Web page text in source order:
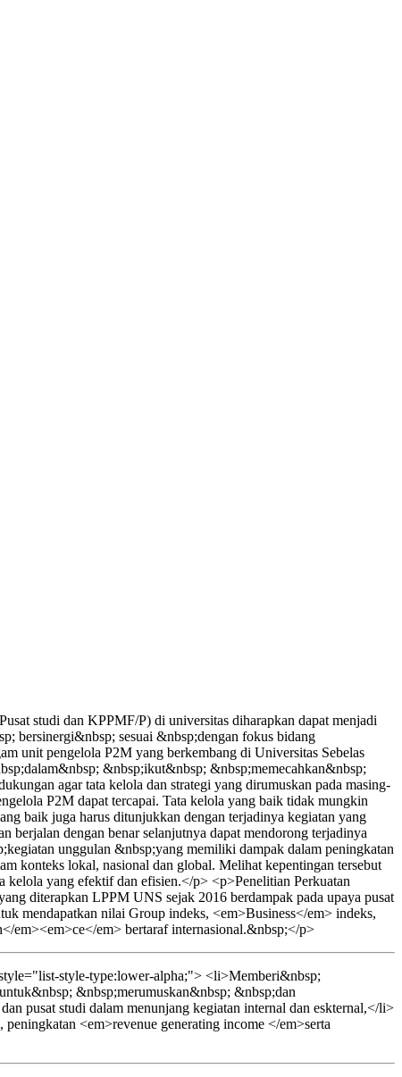
studi dan KPPMF/P) di universitas diharapkan dapat menjadi
bersinergi&nbsp; sesuai &nbsp;dengan fokus bidang
unit pengelola P2M yang berkembang di Universitas Sebelas
&nbsp;ikut&nbsp; &nbsp;memecahkan&nbsp;
agar tata kelola dan strategi yang dirumuskan pada masing-
P2M dapat tercapai. Tata kelola yang baik tidak mungkin
baik juga harus ditunjukkan dengan terjadinya kegiatan yang
berjalan dengan benar selanjutnya dapat mendorong terjadinya
unggulan &nbsp;yang memiliki dampak dalam peningkatan
konteks lokal, nasional dan global. Melihat kepentingan tersebut
yang efektif dan efisien.</p> <p>Penelitian Perkuatan
diterapkan LPPM UNS sejak 2016 berdampak pada upaya pusat
mendapatkan nilai Group indeks, <em>Business</em> indeks,
em><em>ce</em> bertaraf internasional.&nbsp;</p>
style-type:lower-alpha;"> <li>Memberi&nbsp;
&nbsp;merumuskan&nbsp; &nbsp;dan
pusat studi dalam menunjang kegiatan internal dan eskternal,</li>
<em>revenue generating income </em>serta